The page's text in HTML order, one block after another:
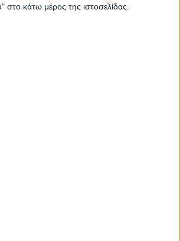
στο κάτω μέρος της ιστοσελίδας.